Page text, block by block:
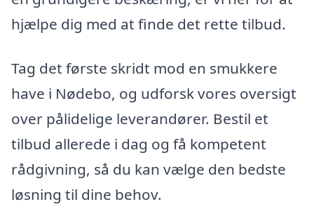
hjælpe dig med at finde det rette tilbud.
Tag det første skridt mod en smukkere
have i Nødebo, og udforsk vores oversigt
over pålidelige leverandører. Bestil et
tilbud allerede i dag og få kompetent
rådgivning, så du kan vælge den bedste
løsning til dine behov.